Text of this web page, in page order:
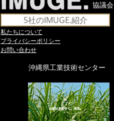
協議会
5社のIMUGE.紹介
​私たちについて
​プライバシーポリシー
お問い合わせ
沖縄県工業技術センター